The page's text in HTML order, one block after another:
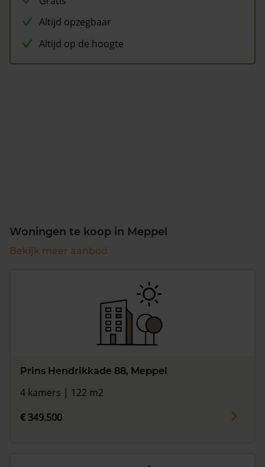
Altijd opzegbaar
Altijd op de hoogte
Woningen te koop in Meppel
Bekijk meer aanbod
Prins Hendrikkade 88, Meppel
4 kamers | 122 m2
€ 349.500